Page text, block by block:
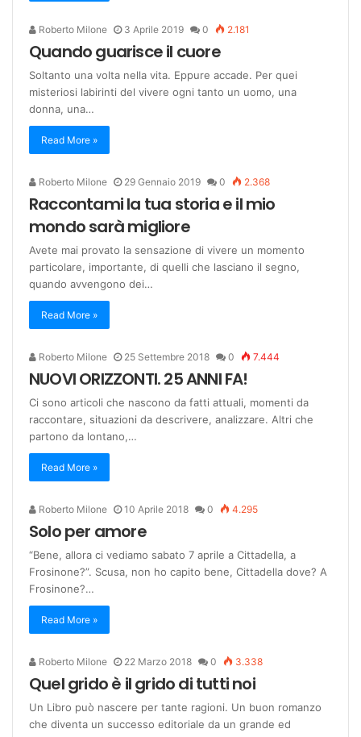
Roberto Milone 3 Aprile 2019 0 2.181
Quando guarisce il cuore
Soltanto una volta nella vita. Eppure accade. Per quei
misteriosi labirinti del vivere ogni tanto un uomo, una
donna, una…
Read More »
Roberto Milone 29 Gennaio 2019 0 2.368
Raccontami la tua storia e il mio
mondo sarà migliore
Avete mai provato la sensazione di vivere un momento
particolare, importante, di quelli che lasciano il segno,
quando avvengono dei…
Read More »
Roberto Milone 25 Settembre 2018 0 7.444
NUOVI ORIZZONTI. 25 ANNI FA!
Ci sono articoli che nascono da fatti attuali, momenti da
raccontare, situazioni da descrivere, analizzare. Altri che
partono da lontano,…
Read More »
Roberto Milone 10 Aprile 2018 0 4.295
Solo per amore
“Bene, allora ci vediamo sabato 7 aprile a Cittadella, a
Frosinone?”. Scusa, non ho capito bene, Cittadella dove? A
Frosinone?…
Read More »
Roberto Milone 22 Marzo 2018 0 3.338
Quel grido è il grido di tutti noi
Un Libro può nascere per tante ragioni. Un buon romanzo
che diventa un successo editoriale da un grande ed